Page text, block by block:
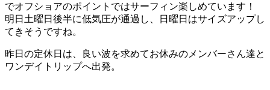
でオフショアのポイントではサーフィン楽しめています！
明日土曜日後半に低気圧が通過し、日曜日はサイズアップし
てきそうですね。
昨日の定休日は、良い波を求めてお休みのメンバーさん達と
ワンデイトリップへ出発。